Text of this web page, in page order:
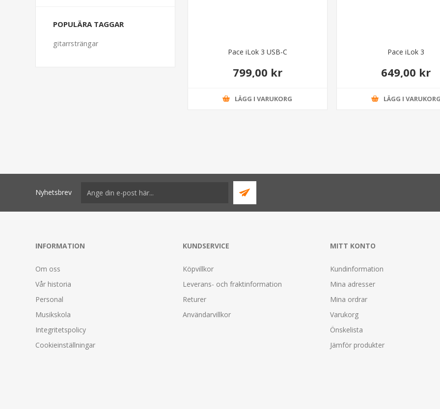
Pace iLok 3 USB-C
799,00 kr
LÄGG I VARUKORG
Pace iLok 3
649,00 kr
LÄGG I
POPULÄRA TAGGAR
gitarrsträngar
Nyhetsbrev
INFORMATION
Om oss
Vår historia
Personal
Musikskola
Integritetspolicy
Cookieinställningar
KUNDSERVICE
Köpvillkor
Leverans- och fraktinformation
Returer
Användarvillkor
MITT KONTO
Kundinformation
Mina adresser
Mina ordrar
Varukorg
Önskelista
Jämför produkter